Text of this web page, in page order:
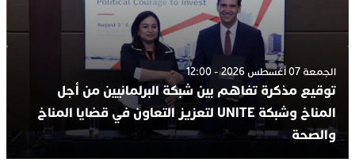
الجمعة 07 أغسطس 2026 - 12:00
توقيع مذكرة تفاهم بين شبكة البرلمانيين من أجل
المناخ وشبكة UNITE لتعزيز التعاون في قضايا المناخ
والصحة